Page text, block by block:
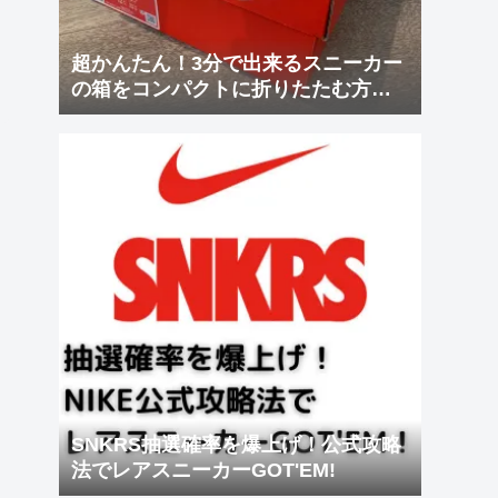
超かんたん！3分で出来るスニーカー
の箱をコンパクトに折りたたむ方
法！
SNKRS抽選確率を爆上げ！公式攻略
法でレアスニーカーGOT'EM!